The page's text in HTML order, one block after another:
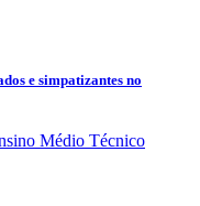
e simpatizantes no